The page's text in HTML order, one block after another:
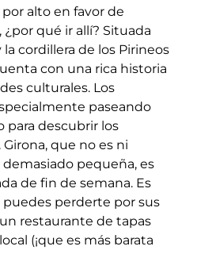
alto en favor de
¿por qué ir allí? Situada
cordillera de los Pirineos
con una rica historia
culturales. Los
paseando
para descubrir los
que no es ni
pequeña, es
de fin de semana. Es
puedes perderte por sus
restaurante de tapas
(¡que es más barata